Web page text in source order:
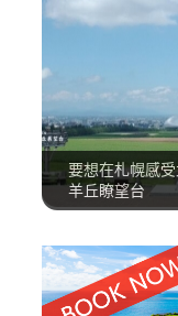
要想在札幌感
羊丘瞭望台